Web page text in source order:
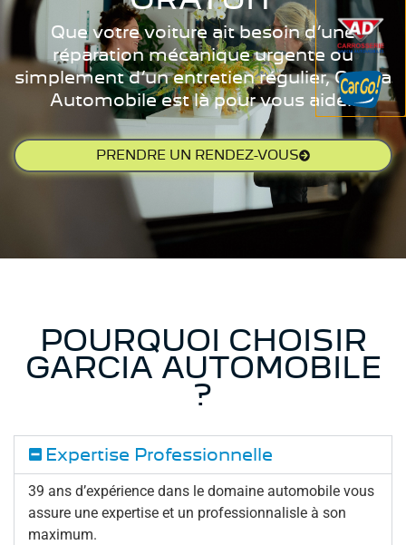
Que votre voiture ait besoin d’une
réparation mécanique urgente ou
simplement d’un entretien régulier, Garcia
Automobile est là pour vous aider.
PRENDRE UN RENDEZ-VOUS
POURQUOI CHOISIR
GARCIA AUTOMOBILE
?
Expertise Professionnelle
39 ans d’expérience dans le domaine automobile vous
assure une expertise et un professionnalisle à son
maximum.